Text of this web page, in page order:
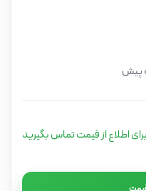
پیش
برای اطلاع از قیمت تماس بگیرید